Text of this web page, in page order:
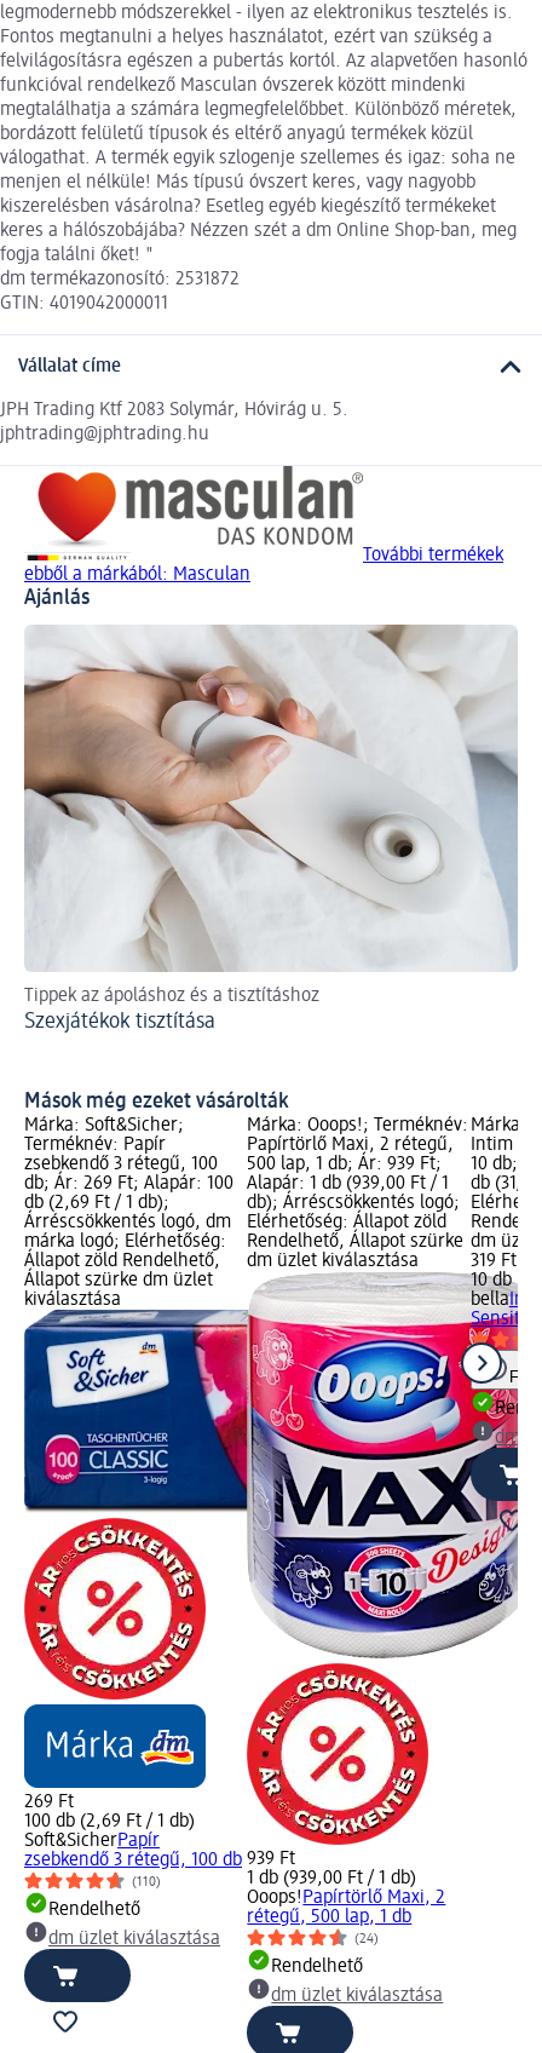
legmodernebb módszerekkel - ilyen az elektronikus tesztelés is.
Fontos megtanulni a helyes használatot, ezért van szükség a
felvilágosításra egészen a pubertás kortól. Az alapvetően hasonló
funkcióval rendelkező Masculan óvszerek között mindenki
megtalálhatja a számára legmegfelelőbbet. Különböző méretek,
bordázott felületű típusok és eltérő anyagú termékek közül
válogathat. A termék egyik szlogenje szellemes és igaz: soha ne
menjen el nélküle! Más típusú óvszert keres, vagy nagyobb
kiszerelésben vásárolna? Esetleg egyéb kiegészítő termékeket
keres a hálószobájába? Nézzen szét a dm Online Shop-ban, meg
fogja találni őket! "
dm termékazonosító: 2531872
GTIN: 4019042000011
Vállalat címe
JPH Trading Ktf 2083 Solymár, Hóvirág u. 5.
jphtrading@jphtrading.hu
További termékek
ebből a márkából: Masculan
Ajánlás
Tippek az ápoláshoz és a tisztításhoz
Szexjátékok tisztítása
Mások még ezeket vásárolták
Márka: Soft&Sicher;
Terméknév: Papír
zsebkendő 3 rétegű, 100
db; Ár: 269 Ft; Alapár: 100
db (2,69 Ft / 1 db);
Árréscsökkentés logó, dm
márka logó; Elérhetőség:
Állapot zöld Rendelhető,
Állapot szürke dm üzlet
kiválasztása
269 Ft
100 db (2,69 Ft / 1 db)
Soft&SicherPapír
zsebkendő 3 rétegű, 100 db
(110)
Rendelhető
dm üzlet kiválasztása
Márka: Ooops!; Terméknév:
Papírtörlő Maxi, 2 rétegű,
500 lap, 1 db; Ár: 939 Ft;
Alapár: 1 db (939,00 Ft / 1
db); Árréscsökkentés logó;
Elérhetőség: Állapot zöld
Rendelhető, Állapot szürke
dm üzlet kiválasztása
939 Ft
1 db (939,00 Ft / 1 db)
Ooops! Papírtörlő Maxi, 2
rétegű, 500 lap, 1 db
(24)
Rendelhető
dm üzlet kiválasztása
Márka:
Intim
10 db;
db
dm
319 Ft
10 db
bella
dm